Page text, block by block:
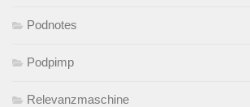
Podnotes
Podpimp
Relevanzmaschine